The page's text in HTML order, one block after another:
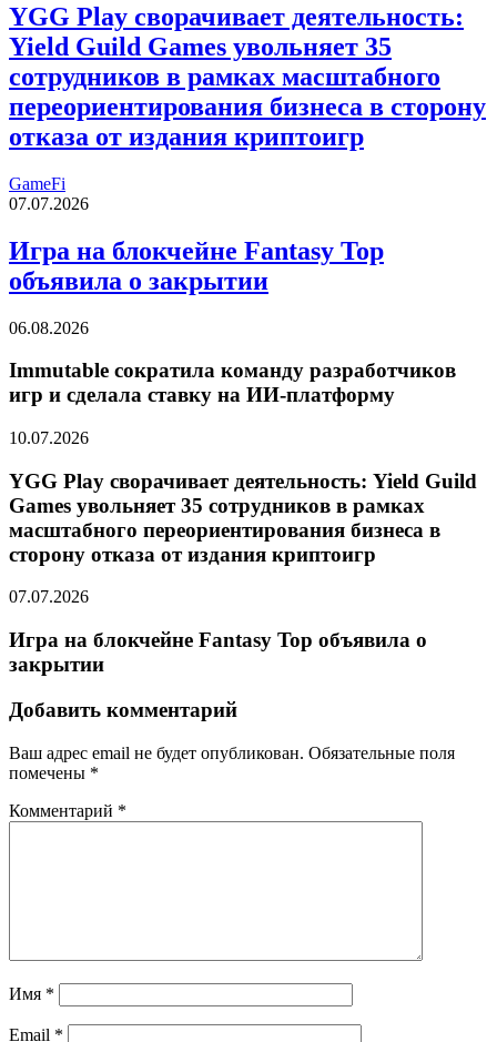
YGG Play сворачивает деятельность:
Yield Guild Games увольняет 35
сотрудников в рамках масштабного
переориентирования бизнеса в сторону
отказа от издания криптоигр
GameFi
07.07.2026
Игра на блокчейне Fantasy Top
объявила о закрытии
06.08.2026
Immutable сократила команду разработчиков
игр и сделала ставку на ИИ-платформу
10.07.2026
YGG Play сворачивает деятельность: Yield Guild
Games увольняет 35 сотрудников в рамках
масштабного переориентирования бизнеса в
сторону отказа от издания криптоигр
07.07.2026
Игра на блокчейне Fantasy Top объявила о
закрытии
Добавить комментарий
Ваш адрес email не будет опубликован. Обязательные поля
помечены *
Комментарий *
Имя *
Email *